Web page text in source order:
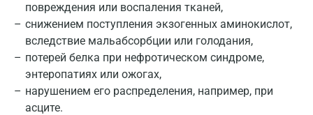
повреждения или воспаления тканей,
снижением поступления экзогенных аминокислот,
вследствие мальабсорбции или голодания,
потерей белка при нефротическом синдроме,
энтеропатиях или ожогах,
нарушением его распределения, например, при
асците.
Курск
Лабинск
Липецк
Лобня